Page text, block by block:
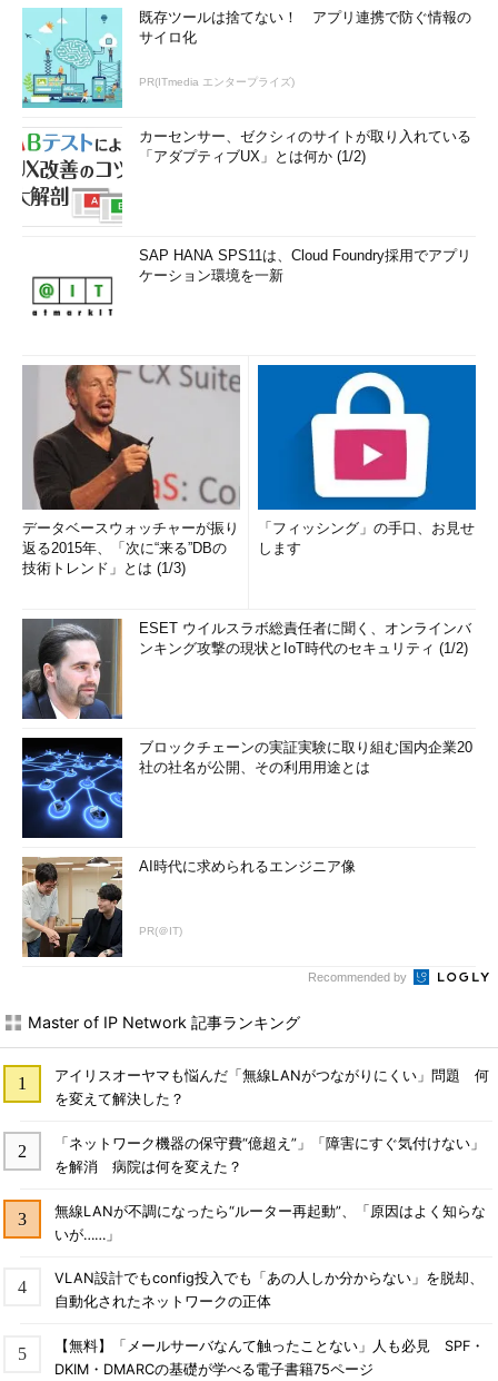
既存ツールは捨てない！ アプリ連携で防ぐ情報の
サイロ化
PR(ITmedia エンタープライズ)
カーセンサー、ゼクシィのサイトが取り入れている
「アダプティブUX」とは何か (1/2)
SAP HANA SPS11は、Cloud Foundry採用でアプリ
ケーション環境を一新
データベースウォッチャーが振り
返る2015年、「次に“来る”DBの
技術トレンド」とは (1/3)
「フィッシング」の手口、お見せ
します
ESET ウイルスラボ総責任者に聞く、オンラインバ
ンキング攻撃の現状とIoT時代のセキュリティ (1/2)
ブロックチェーンの実証実験に取り組む国内企業20
社の社名が公開、その利用用途とは
AI時代に求められるエンジニア像
PR(＠IT)
Recommended by
Master of IP Network 記事ランキング
アイリスオーヤマも悩んだ「無線LANがつながりにくい」問題 何
を変えて解決した？
「ネットワーク機器の保守費“億超え”」「障害にすぐ気付けない」
を解消 病院は何を変えた？
無線LANが不調になったら“ルーター再起動”、「原因はよく知らな
いが……」
VLAN設計でもconfig投入でも「あの人しか分からない」を脱却、
自動化されたネットワークの正体
【無料】「メールサーバなんて触ったことない」人も必見 SPF・
DKIM・DMARCの基礎が学べる電子書籍75ページ